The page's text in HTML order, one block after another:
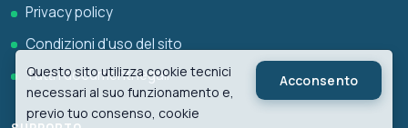
Privacy policy
Condizioni d'uso del sito
Tutti i documenti legali
Questo sito utilizza cookie tecnici
necessari al suo funzionamento e,
previo tuo consenso, cookie
Acconsento